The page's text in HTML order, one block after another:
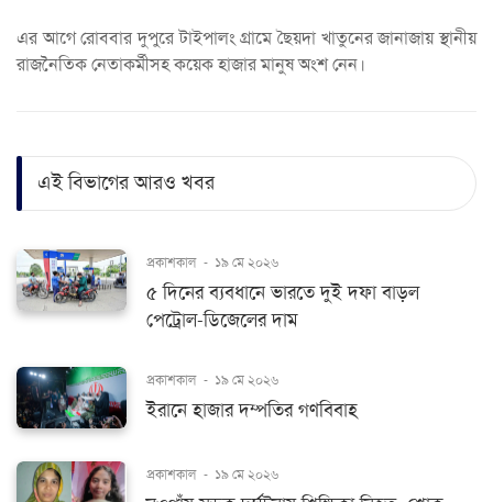
এর আগে রোববার দুপুরে টাইপালং গ্রামে ছৈয়দা খাতুনের জানাজায় স্থানীয়
রাজনৈতিক নেতাকর্মীসহ কয়েক হাজার মানুষ অংশ নেন।
এই বিভাগের আরও খবর
প্রকাশকাল - ১৯ মে ২০২৬
৫ দিনের ব্যবধানে ভারতে দুই দফা বাড়ল
পেট্রোল-ডিজেলের দাম
প্রকাশকাল - ১৯ মে ২০২৬
ইরানে হাজার দম্পতির গণবিবাহ
প্রকাশকাল - ১৯ মে ২০২৬